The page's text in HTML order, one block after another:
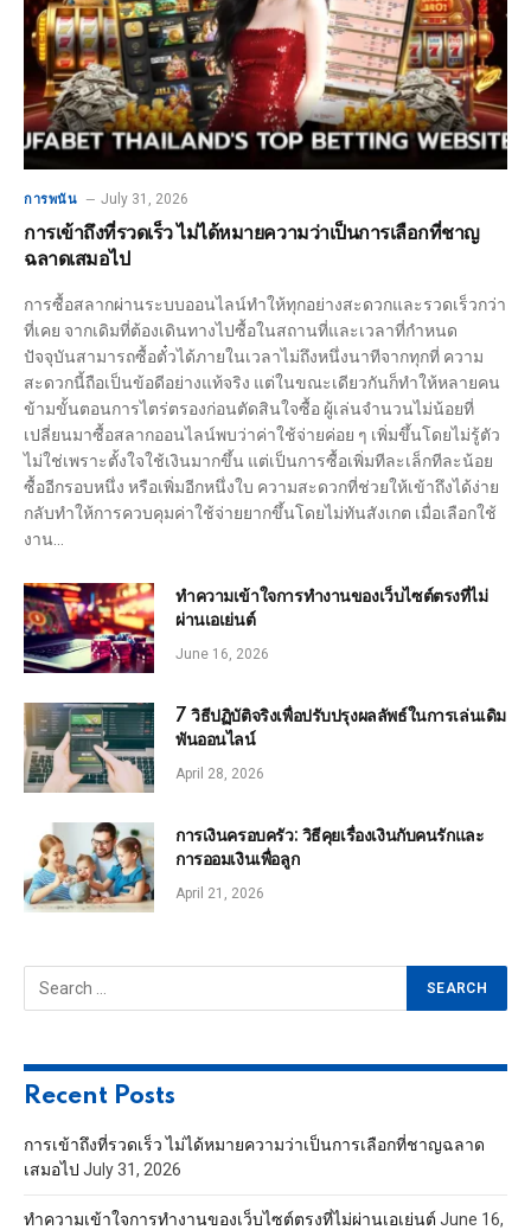
การพนัน July 31, 2026
การเข้าถึงที่รวดเร็ว ไม่ได้หมายความว่าเป็นการเลือกที่ชาญ
ฉลาดเสมอไป
การซื้อสลากผ่านระบบออนไลน์ทำให้ทุกอย่างสะดวกและรวดเร็วกว่า
ที่เคย จากเดิมที่ต้องเดินทางไปซื้อในสถานที่และเวลาที่กำหนด
ปัจจุบันสามารถซื้อตั๋วได้ภายในเวลาไม่ถึงหนึ่งนาทีจากทุกที่ ความ
สะดวกนี้ถือเป็นข้อดีอย่างแท้จริง แต่ในขณะเดียวกันก็ทำให้หลายคน
ข้ามขั้นตอนการไตร่ตรองก่อนตัดสินใจซื้อ ผู้เล่นจำนวนไม่น้อยที่
เปลี่ยนมาซื้อสลากออนไลน์พบว่าค่าใช้จ่ายค่อย ๆ เพิ่มขึ้นโดยไม่รู้ตัว
ไม่ใช่เพราะตั้งใจใช้เงินมากขึ้น แต่เป็นการซื้อเพิ่มทีละเล็กทีละน้อย
ซื้ออีกรอบหนึ่ง หรือเพิ่มอีกหนึ่งใบ ความสะดวกที่ช่วยให้เข้าถึงได้ง่าย
กลับทำให้การควบคุมค่าใช้จ่ายยากขึ้นโดยไม่ทันสังเกต เมื่อเลือกใช้
งาน…
ทำความเข้าใจการทำงานของเว็บไซต์ตรงที่ไม่
ผ่านเอเย่นต์
June 16, 2026
7 วิธีปฏิบัติจริงเพื่อปรับปรุงผลลัพธ์ในการเล่นเดิม
พันออนไลน์
April 28, 2026
การเงินครอบครัว: วิธีคุยเรื่องเงินกับคนรักและ
การออมเงินเพื่อลูก
April 21, 2026
Recent Posts
การเข้าถึงที่รวดเร็ว ไม่ได้หมายความว่าเป็นการเลือกที่ชาญฉลาด
เสมอไป July 31, 2026
ทำความเข้าใจการทำงานของเว็บไซต์ตรงที่ไม่ผ่านเอเย่นต์ June 16,